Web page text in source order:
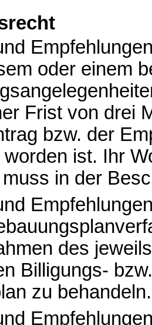
oder einem
Frist von drei
bzw. der
ist. Ihr
in der
des
Billigungs-
zu behandeln.